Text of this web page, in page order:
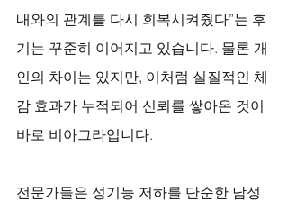
내와의 관계를 다시 회복시켜줬다”는 후
기는 꾸준히 이어지고 있습니다. 물론 개
인의 차이는 있지만, 이처럼 실질적인 체
감 효과가 누적되어 신뢰를 쌓아온 것이
바로 비아그라입니다.
전문가들은 성기능 저하를 단순한 남성